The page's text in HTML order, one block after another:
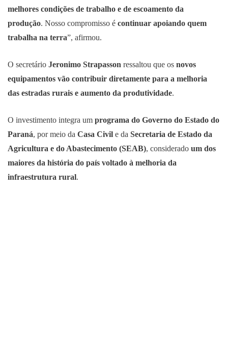
melhores condições de trabalho e de escoamento da
produção. Nosso compromisso é continuar apoiando quem
trabalha na terra”, afirmou.
O secretário Jeronimo Strapasson ressaltou que os novos
equipamentos vão contribuir diretamente para a melhoria
das estradas rurais e aumento da produtividade.
O investimento integra um programa do Governo do Estado do
Paraná, por meio da Casa Civil e da Secretaria de Estado da
Agricultura e do Abastecimento (SEAB), considerado um dos
maiores da história do país voltado à melhoria da
infraestrutura rural.